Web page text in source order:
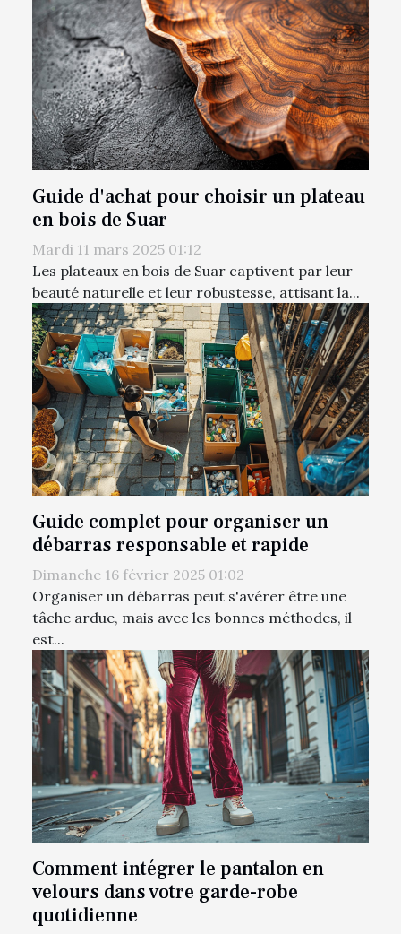
Guide d'achat pour choisir un plateau
en bois de Suar
Mardi 11 mars 2025 01:12
Les plateaux en bois de Suar captivent par leur
beauté naturelle et leur robustesse, attisant la...
Guide complet pour organiser un
débarras responsable et rapide
Dimanche 16 février 2025 01:02
Organiser un débarras peut s'avérer être une
tâche ardue, mais avec les bonnes méthodes, il
est...
Comment intégrer le pantalon en
velours dans votre garde-robe
quotidienne